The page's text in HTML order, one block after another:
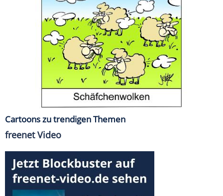
Cartoons zu trendigen Themen
freenet Video